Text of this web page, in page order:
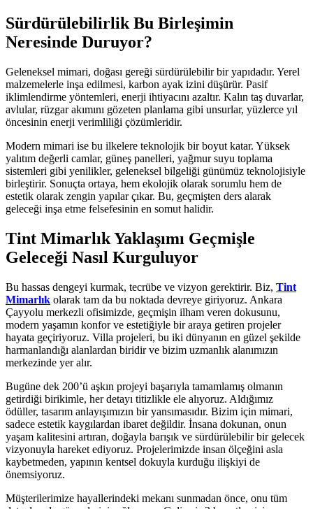
Sürdürülebilirlik Bu Birleşimin
Neresinde Duruyor?
Geleneksel mimari, doğası gereği sürdürülebilir bir yapıdadır. Yerel
malzemelerle inşa edilmesi, karbon ayak izini düşürür. Pasif
iklimlendirme yöntemleri, enerji ihtiyacını azaltır. Kalın taş duvarlar,
avlular, rüzgar akımını gözeten planlama gibi unsurlar, yüzlerce yıl
öncesinin enerji verimliliği çözümleridir.
Modern mimari ise bu ilkelere teknolojik bir boyut katar. Yüksek
yalıtım değerli camlar, güneş panelleri, yağmur suyu toplama
sistemleri gibi yenilikler, geleneksel bilgeliği günümüz teknolojisiyle
birleştirir. Sonuçta ortaya, hem ekolojik olarak sorumlu hem de
estetik olarak zengin yapılar çıkar. Bu, geçmişten ders alarak
geleceği inşa etme felsefesinin en somut halidir.
Tint Mimarlık Yaklaşımı Geçmişle
Geleceği Nasıl Kurguluyor
Bu hassas dengeyi kurmak, tecrübe ve vizyon gerektirir. Biz, Tint
Mimarlık olarak tam da bu noktada devreye giriyoruz. Ankara
Çayyolu merkezli ofisimizde, geçmişin ilham veren dokusunu,
modern yaşamın konfor ve estetiğiyle bir araya getiren projeler
hayata geçiriyoruz. Villa projeleri, bu iki dünyanın en güzel şekilde
harmanlandığı alanlardan biridir ve bizim uzmanlık alanımızın
merkezinde yer alır.
Bugüne dek 200’ü aşkın projeyi başarıyla tamamlamış olmanın
getirdiği birikimle, her detayı titizlikle ele alıyoruz. Aldığımız
ödüller, tasarım anlayışımızın bir yansımasıdır. Bizim için mimari,
sadece estetik kaygılardan ibaret değildir. İnsana dokunan, onun
yaşam kalitesini artıran, doğayla barışık ve sürdürülebilir bir gelecek
vizyonuyla hareket ediyoruz. Projelerimizde insan ölçeğini asla
kaybetmeden, yapının kentsel dokuyla kurduğu ilişkiyi de
önemsiyoruz.
Müşterilerimize hayallerindeki mekanı sunmadan önce, onu tüm